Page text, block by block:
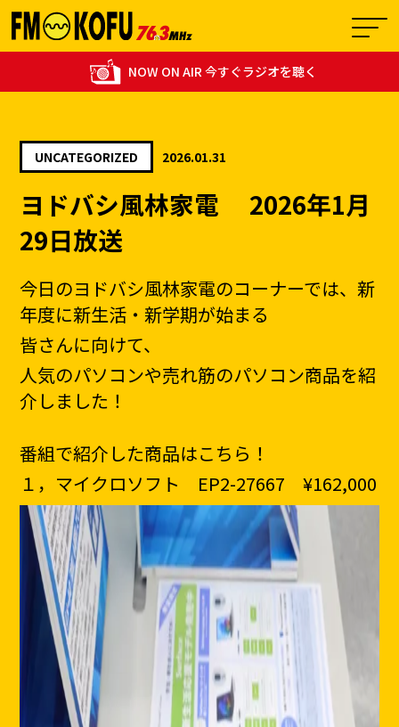
13:00 - 13:55
ロコラバ‐LoCo Lovers-
NOW ON AIR 今すぐラジオを聴く
UNCATEGORIZED 2026.01.31
ヨドバシ風林家電 2026年1月
29日放送
今日のヨドバシ風林家電のコーナーでは、新
年度に新生活・新学期が始まる
皆さんに向けて、
人気のパソコンや売れ筋のパソコン商品を紹
介しました！
番組で紹介した商品はこちら！
１，マイクロソフト EP2-27667 ¥162,000